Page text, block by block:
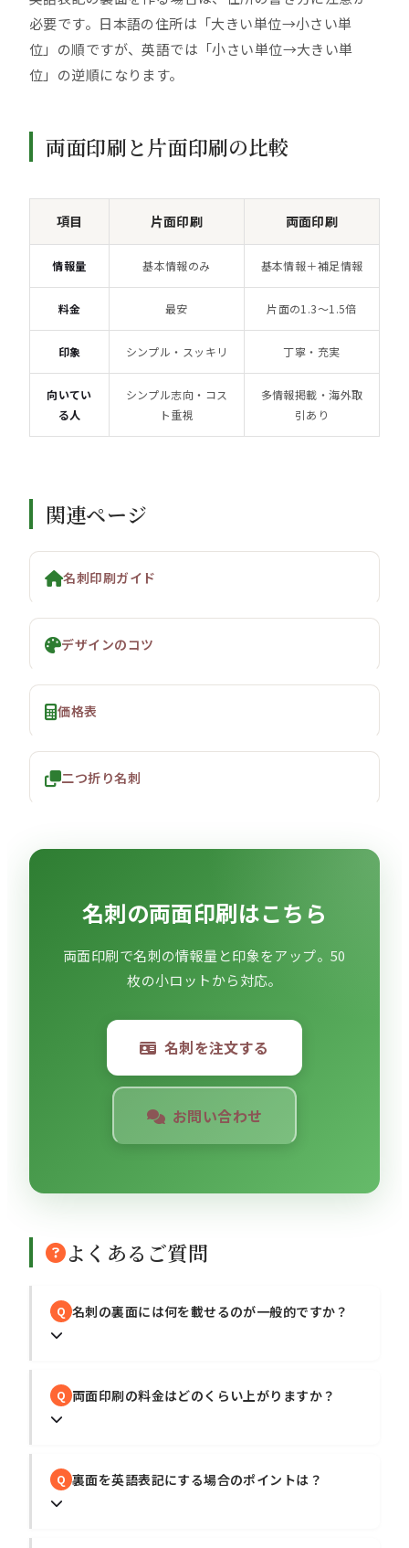
必要です。日本語の住所は「大きい単位→小さい単
位」の順ですが、英語では「小さい単位→大きい単
位」の逆順になります。
両面印刷と片面印刷の比較
項目 片面印刷 両面印刷
情報量 基本情報のみ 基本情報＋補足情報
料金 最安 片面の1.3〜1.5倍
印象 シンプル・スッキリ 丁寧・充実
向いてい
る人
シンプル志向・コス
ト重視
多情報掲載・海外取
引あり
関連ページ
名刺印刷ガイド
デザインのコツ
価格表
二つ折り名刺
名刺の両面印刷はこちら
両面印刷で名刺の情報量と印象をアップ。50
枚の小ロットから対応。
名刺を注文する
お問い合わせ
よくあるご質問
Q 名刺の裏面には何を載せるのが一般的ですか？
Q 両面印刷の料金はどのくらい上がりますか？
価格表
Q 裏面を英語表記にする場合のポイントは？